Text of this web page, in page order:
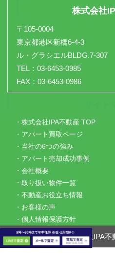
株式会社
〒105-0004
東京都港区新橋6-4-3
ル・グラシエルBLDG.7-307
TEL：03-6453-0985
FAX：03-6453-0986
・株式会社IPA不動産 TOP
・アパート買取ページ
・当社の6つの強み
・アパート売却成功事例
・会社概要
・取り扱い物件一覧
・不動産お役立ち情報
・お客様の声
・個人情報保護方針
Copyright ©株式会社IPA不